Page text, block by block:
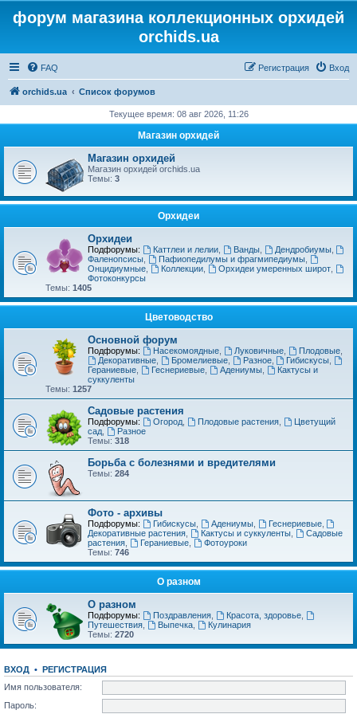
форум магазина коллекционных орхидей
orchids.ua
FAQ Вход
Регистрация
orchids.ua Список форумов
Текущее время: 08 авг 2026, 11:26
Магазин орхидей
Магазин орхидей
Магазин орхидей orchids.ua
Темы: 3
Орхидеи
Орхидеи
Подфорумы: Каттлеи и лелии, Ванды, Дендробиумы,
Фаленопсисы
Пафиопедилумы и фрагмипедиумы,
Онцидиумные
Коллекции, Орхидеи умеренных широт,
Фотоконкурсы
Темы: 1405
Цветоводство
Основной форум
Подфорумы: Насекомоядные, Луковичные, Плодовые,
Декоративные, Бромелиевые, Разное, Гибискусы
Гераниевые
Геснериевые, Адениумы,
Кактусы и
суккуленты
Темы: 1257
Садовые растения
Подфорумы: Огород, Плодовые растения,
Цветущий
сад
Разное
Темы: 318
Борьба с болезнями и вредителями
Темы: 284
Фото - архивы
Подфорумы: Гибискусы, Адениумы, Геснериевые,
Декоративные растения
Кактусы и суккуленты,
Садовые
растения
Гераниевые,
Фотоуроки
Темы: 746
О разном
О разном
Подфорумы: Поздравления, Красота, здоровье,
Путешествия
Выпечка,
Кулинария
Темы: 2720
ВХОД • РЕГИСТРАЦИЯ
Имя пользователя:
Пароль: